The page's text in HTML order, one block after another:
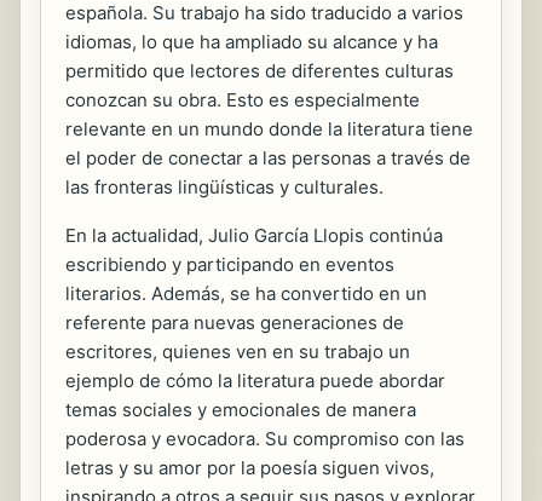
española. Su trabajo ha sido traducido a varios
idiomas, lo que ha ampliado su alcance y ha
permitido que lectores de diferentes culturas
conozcan su obra. Esto es especialmente
relevante en un mundo donde la literatura tiene
el poder de conectar a las personas a través de
las fronteras lingüísticas y culturales.
En la actualidad, Julio García Llopis continúa
escribiendo y participando en eventos
literarios. Además, se ha convertido en un
referente para nuevas generaciones de
escritores, quienes ven en su trabajo un
ejemplo de cómo la literatura puede abordar
temas sociales y emocionales de manera
poderosa y evocadora. Su compromiso con las
letras y su amor por la poesía siguen vivos,